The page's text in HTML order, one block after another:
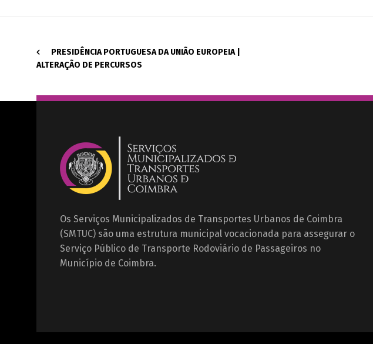
PRESIDÊNCIA PORTUGUESA DA UNIÃO EUROPEIA |
ALTERAÇÃO DE PERCURSOS
Os Serviços Municipalizados de Transportes Urbanos de Coimbra
(SMTUC) são uma estrutura municipal vocacionada para assegurar o
Serviço Público de Transporte Rodoviário de Passageiros no
Município de Coimbra.